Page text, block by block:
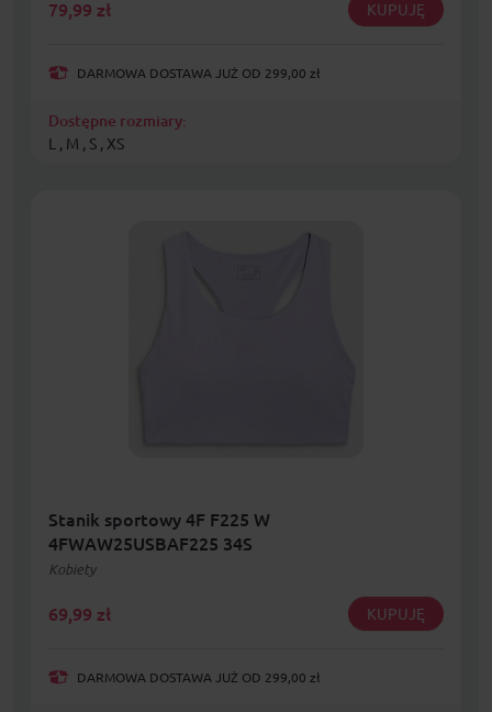
79,99 zł KUPUJĘ
DARMOWA DOSTAWA JUŻ OD 299,00 zł
Dostępne rozmiary:
L , M , S , XS
Stanik sportowy 4F F225 W
4FWAW25USBAF225 34S
Kobiety
69,99 zł KUPUJĘ
DARMOWA DOSTAWA JUŻ OD 299,00 zł